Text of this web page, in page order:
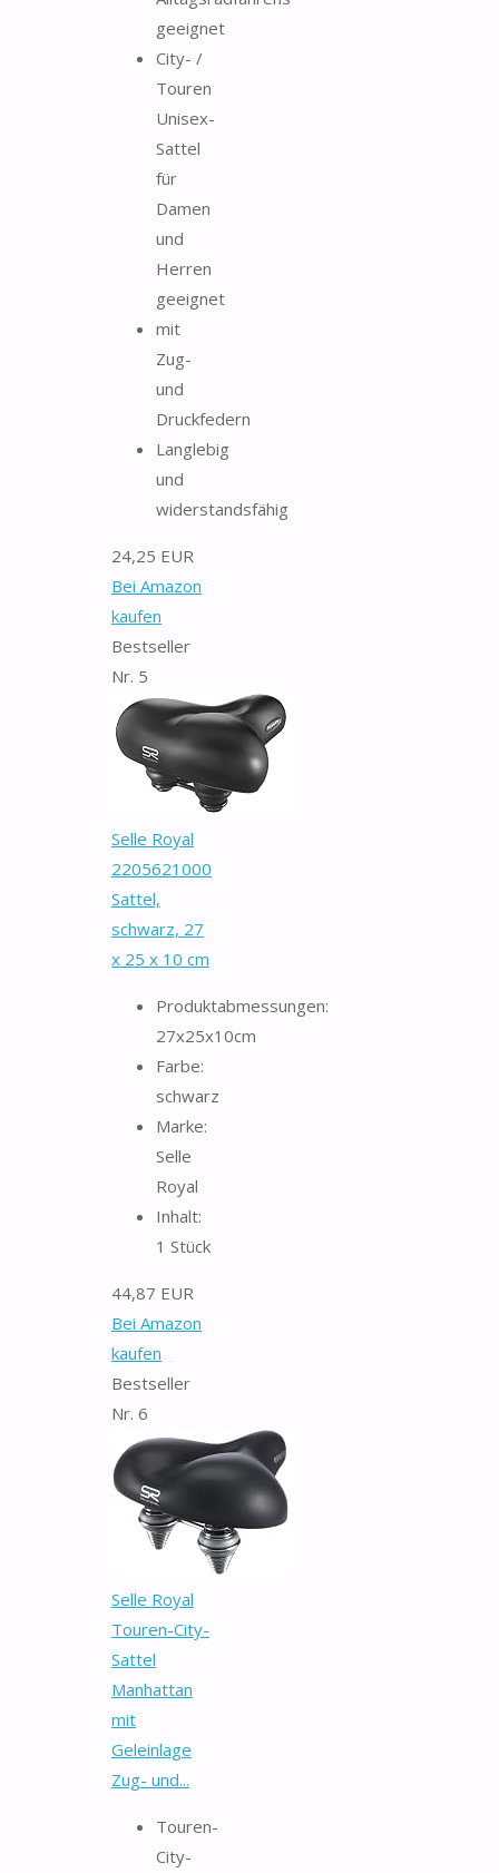
geeignet
City- /
Touren
Unisex-
Sattel
für
Damen
und
Herren
geeignet
mit
Zug-
und
Druckfedern
Langlebig
und
widerstandsfähig
24,25 EUR
Bei Amazon
kaufen
Bestseller
Nr. 5
Selle Royal
2205621000
Sattel,
schwarz, 27
x 25 x 10 cm
Produktabmessungen:
27x25x10cm
Farbe:
schwarz
Marke:
Selle
Royal
Inhalt:
1 Stück
44,87 EUR
Bei Amazon
kaufen
Bestseller
Nr. 6
Selle Royal
Touren-City-
Sattel
Manhattan
mit
Geleinlage
Zug- und...
Touren-
City-